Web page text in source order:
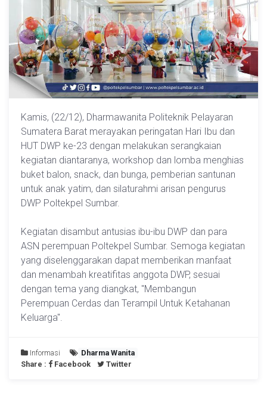
Kamis, (22/12), Dharmawanita Politeknik Pelayaran
Sumatera Barat merayakan peringatan Hari Ibu dan
HUT DWP ke-23 dengan melakukan serangkaian
kegiatan diantaranya, workshop dan lomba menghias
buket balon, snack, dan bunga, pemberian santunan
untuk anak yatim, dan silaturahmi arisan pengurus
DWP Poltekpel Sumbar.
Kegiatan disambut antusias ibu-ibu DWP dan para
ASN perempuan Poltekpel Sumbar. Semoga kegiatan
yang diselenggarakan dapat memberikan manfaat
dan menambah kreatifitas anggota DWP, sesuai
dengan tema yang diangkat, "Membangun
Perempuan Cerdas dan Terampil Untuk Ketahanan
Keluarga".
Informasi
Dharma Wanita
Share :
Facebook Twitter